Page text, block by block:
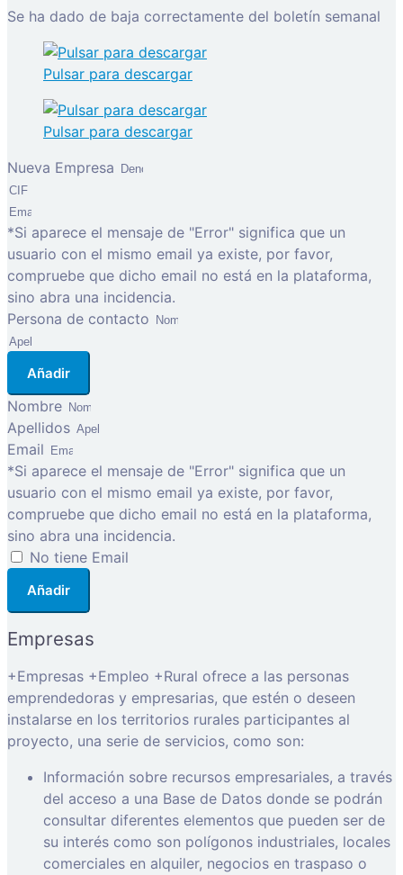
Se ha dado de baja correctamente del boletín semanal
Pulsar para descargar
Pulsar para descargar
Nueva Empresa
*Si aparece el mensaje de "Error" significa que un
usuario con el mismo email ya existe, por favor,
compruebe que dicho email no está en la plataforma,
sino abra una incidencia.
Persona de contacto
Añadir
Nombre
Apellidos
Email
*Si aparece el mensaje de "Error" significa que un
usuario con el mismo email ya existe, por favor,
compruebe que dicho email no está en la plataforma,
sino abra una incidencia.
No tiene Email
Añadir
Empresas
+Empresas +Empleo +Rural ofrece a las personas
emprendedoras y empresarias, que estén o deseen
instalarse en los territorios rurales participantes al
proyecto, una serie de servicios, como son:
Información sobre recursos empresariales, a través
del acceso a una Base de Datos donde se podrán
consultar diferentes elementos que pueden ser de
su interés como son polígonos industriales, locales
comerciales en alquiler, negocios en traspaso o